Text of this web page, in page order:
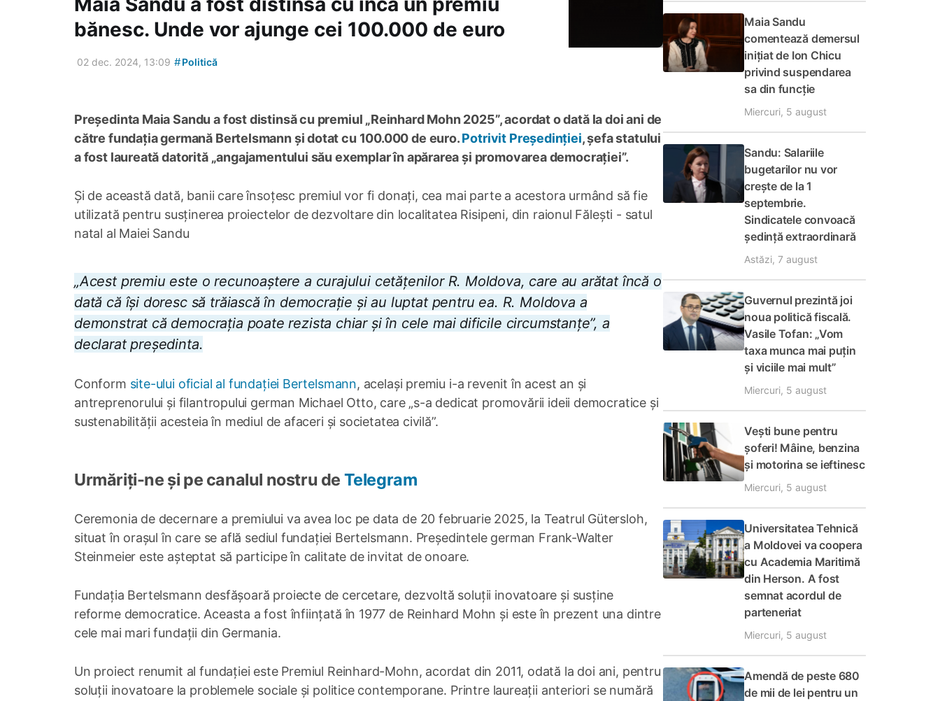
bănesc. Unde vor ajunge cei 100.000 de euro
02 dec. 2024, 13:09 #Politică
Președinta Maia Sandu a fost distinsă cu premiul „Reinhard Mohn 2025”, acordat o dată la doi ani de
către fundația germană Bertelsmann și dotat cu 100.000 de euro.Potrivit Președinției, șefa statului
a fost laureată datorită „angajamentului său exemplar în apărarea și promovarea democrației”.
Și de această dată, banii care însoțesc premiul vor fi donați, cea mai parte a acestora urmând să fie
utilizată pentru susținerea proiectelor de dezvoltare din localitatea Risipeni, din raionul Fălești - satul
natal al Maiei Sandu
„Acest premiu este o recunoaștere a curajului cetățenilor R. Moldova, care au arătat încă o
dată că își doresc să trăiască în democrație și au luptat pentru ea. R. Moldova a
demonstrat că democrația poate rezista chiar și în cele mai dificile circumstanțe”, a
declarat președinta.
Conform site-ului oficial al fundației Bertelsmann, același premiu i-a revenit în acest an și
antreprenorului și filantropului german Michael Otto, care „s-a dedicat promovării ideii democratice și
sustenabilității acesteia în mediul de afaceri și societatea civilă”.
Urmăriți-ne și pe canalul nostru de Telegram
Ceremonia de decernare a premiului va avea loc pe data de 20 februarie 2025, la Teatrul Gütersloh,
situat în orașul în care se află sediul fundației Bertelsmann. Președintele german Frank-Walter
Steinmeier este așteptat să participe în calitate de invitat de onoare.
Fundația Bertelsmann desfășoară proiecte de cercetare, dezvoltă soluții inovatoare și susține
reforme democratice. Aceasta a fost înființată în 1977 de Reinhard Mohn și este în prezent una dintre
cele mai mari fundații din Germania.
Un proiect renumit al fundației este Premiul Reinhard-Mohn, acordat din 2011, odată la doi ani, pentru
soluții inovatoare la problemele sociale și politice contemporane. Printre laureații anteriori se numără
Maia Sandu
comentează demersul
inițiat de Ion Chicu
privind suspendarea
sa din funcție
Miercuri, 5 august
Sandu: Salariile
bugetarilor nu vor
crește de la 1
septembrie.
Sindicatele convoacă
ședință extraordinară
Astăzi, 7 august
Guvernul prezintă joi
noua politică fiscală.
Vasile Tofan: „Vom
taxa munca mai puțin
și viciile mai mult”
Miercuri, 5 august
Vești bune pentru
șoferi! Mâine, benzina
și motorina se ieftinesc
Miercuri, 5 august
Universitatea Tehnică
a Moldovei va coopera
cu Academia Maritimă
din Herson. A fost
semnat acordul de
parteneriat
Miercuri, 5 august
Amendă de peste 680
de mii de lei pentru un